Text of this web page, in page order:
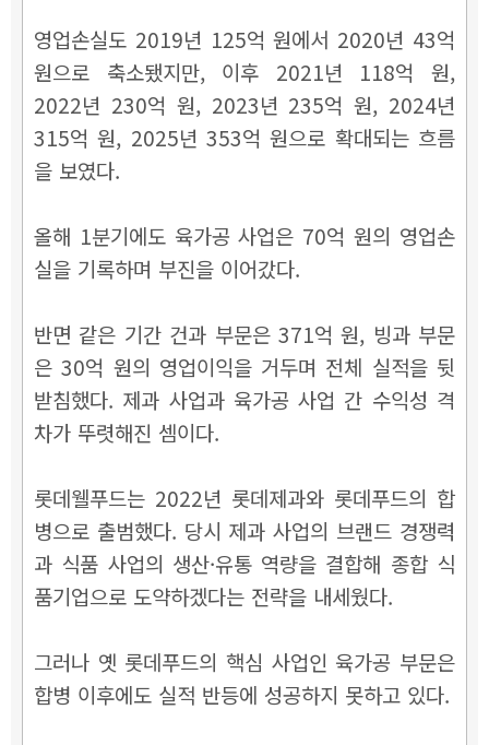
영업손실도 2019년 125억 원에서 2020년 43억
원으로 축소됐지만, 이후 2021년 118억 원,
2022년 230억 원, 2023년 235억 원, 2024년
315억 원, 2025년 353억 원으로 확대되는 흐름
을 보였다.
올해 1분기에도 육가공 사업은 70억 원의 영업손
실을 기록하며 부진을 이어갔다.
반면 같은 기간 건과 부문은 371억 원, 빙과 부문
은 30억 원의 영업이익을 거두며 전체 실적을 뒷
받침했다. 제과 사업과 육가공 사업 간 수익성 격
차가 뚜렷해진 셈이다.
롯데웰푸드는 2022년 롯데제과와 롯데푸드의 합
병으로 출범했다. 당시 제과 사업의 브랜드 경쟁력
과 식품 사업의 생산·유통 역량을 결합해 종합 식
품기업으로 도약하겠다는 전략을 내세웠다.
그러나 옛 롯데푸드의 핵심 사업인 육가공 부문은
합병 이후에도 실적 반등에 성공하지 못하고 있다.